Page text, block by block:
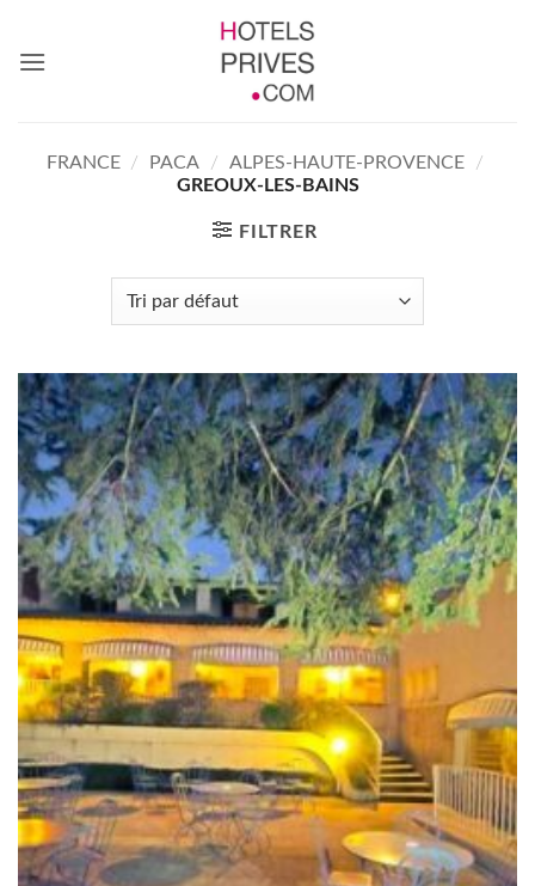
contenu
FRANCE / PACA / ALPES-HAUTE-PROVENCE
/
GREOUX-LES-BAINS
FILTRER